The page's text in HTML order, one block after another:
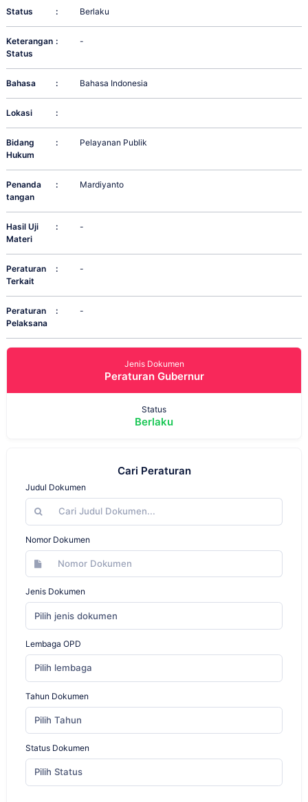
Status : Berlaku
Keterangan
Status
: -
Bahasa : Bahasa Indonesia
Lokasi :
Bidang
Hukum
: Pelayanan Publik
Penanda
tangan
: Mardiyanto
Hasil Uji
Materi
: -
Peraturan
Terkait
: -
Peraturan
Pelaksana
: -
Jenis Dokumen
Peraturan Gubernur
Status
Berlaku
Cari Peraturan
Judul Dokumen
Nomor Dokumen
Jenis Dokumen
Pilih jenis dokumen
Lembaga OPD
Pilih lembaga
Tahun Dokumen
Pilih Tahun
Status Dokumen
Pilih Status